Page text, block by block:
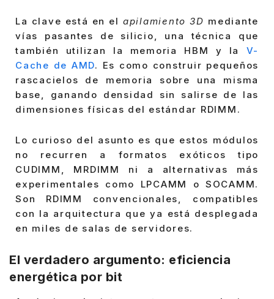
La clave está en el apilamiento 3D mediante
vías pasantes de silicio, una técnica que
también utilizan la memoria HBM y la V-
Cache de AMD. Es como construir pequeños
rascacielos de memoria sobre una misma
base, ganando densidad sin salirse de las
dimensiones físicas del estándar RDIMM.
Lo curioso del asunto es que estos módulos
no recurren a formatos exóticos tipo
CUDIMM, MRDIMM ni a alternativas más
experimentales como LPCAMM o SOCAMM.
Son RDIMM convencionales, compatibles
con la arquitectura que ya está desplegada
en miles de salas de servidores.
El verdadero argumento: eficiencia
energética por bit